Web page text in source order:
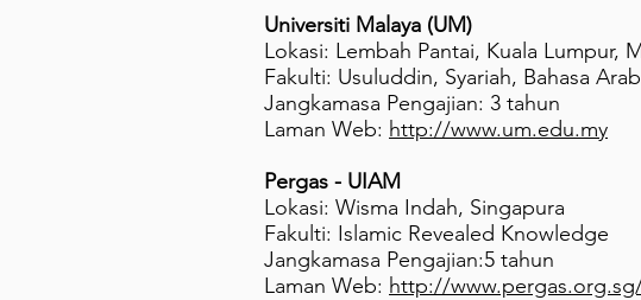
Universiti Malaya (UM)
Lokasi: Lembah Pantai, Kuala Lumpur,
Fakulti: Usuluddin, Syariah, Bahasa
Jangkamasa Pengajian: 3 tahun
Laman Web: http://www.um.edu.my
Pergas - UIAM
Lokasi: Wisma Indah, Singapura
Fakulti: Islamic Revealed Knowledge
Jangkamasa Pengajian:5 tahun
Laman Web: http://